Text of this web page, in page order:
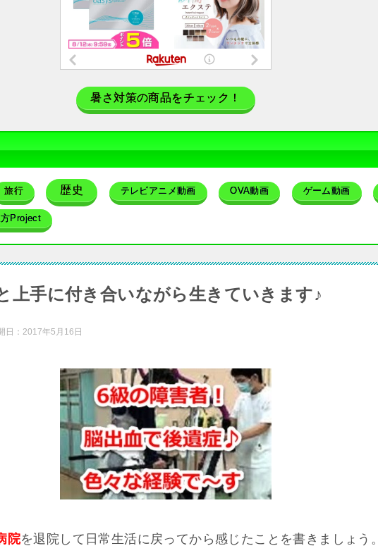
暑さ対策の商品をチェック！
旅行 歴史 テレビアニメ動画 OVA動画 ゲーム動画
Project
上手に付き合いながら生きていきます♪
日： 2017年5月16日
院を退院して日常生活に戻ってから感じたことを書きましょう。